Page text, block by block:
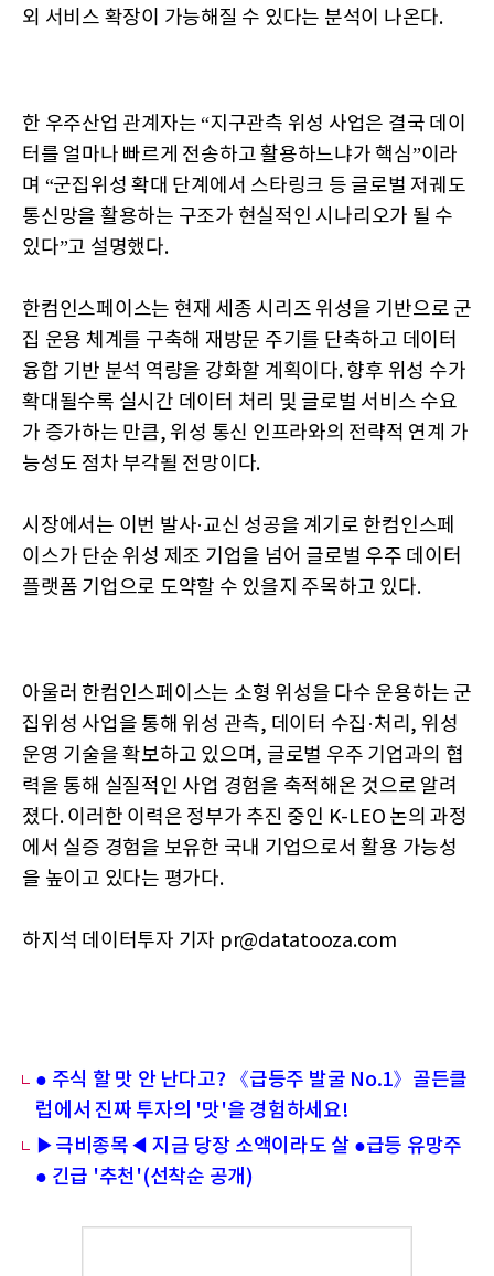
외 서비스 확장이 가능해질 수 있다는 분석이 나온다.
한 우주산업 관계자는 “지구관측 위성 사업은 결국 데이
터를 얼마나 빠르게 전송하고 활용하느냐가 핵심”이라
며 “군집위성 확대 단계에서 스타링크 등 글로벌 저궤도
통신망을 활용하는 구조가 현실적인 시나리오가 될 수
있다”고 설명했다.
한컴인스페이스는 현재 세종 시리즈 위성을 기반으로 군
집 운용 체계를 구축해 재방문 주기를 단축하고 데이터
융합 기반 분석 역량을 강화할 계획이다. 향후 위성 수가
확대될수록 실시간 데이터 처리 및 글로벌 서비스 수요
가 증가하는 만큼, 위성 통신 인프라와의 전략적 연계 가
능성도 점차 부각될 전망이다.
시장에서는 이번 발사·교신 성공을 계기로 한컴인스페
이스가 단순 위성 제조 기업을 넘어 글로벌 우주 데이터
플랫폼 기업으로 도약할 수 있을지 주목하고 있다.
아울러 한컴인스페이스는 소형 위성을 다수 운용하는 군
집위성 사업을 통해 위성 관측, 데이터 수집·처리, 위성
운영 기술을 확보하고 있으며, 글로벌 우주 기업과의 협
력을 통해 실질적인 사업 경험을 축적해온 것으로 알려
졌다. 이러한 이력은 정부가 추진 중인 K-LEO 논의 과정
에서 실증 경험을 보유한 국내 기업으로서 활용 가능성
을 높이고 있다는 평가다.
하지석 데이터투자 기자 pr@datatooza.com
● 주식 할 맛 안 난다고? 《급등주 발굴 No.1》골든클
럽에서 진짜 투자의 '맛'을 경험하세요!
▶극비종목◀ 지금 당장 소액이라도 살 ●급등 유망주
● 긴급 '추천'(선착순 공개)